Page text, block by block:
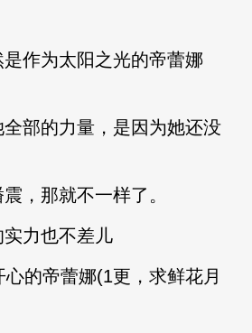
作为太阳之光的帝蕾娜
部的力量，是因为她还没
，那就不一样了。
力也不差儿
的帝蕾娜(1更，求鲜花月